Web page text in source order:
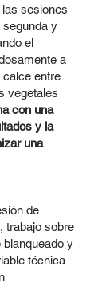
las sesiones
y
el
a
calce entre
vegetales
con una
y la
una
de
trabajo sobre
y
técnica